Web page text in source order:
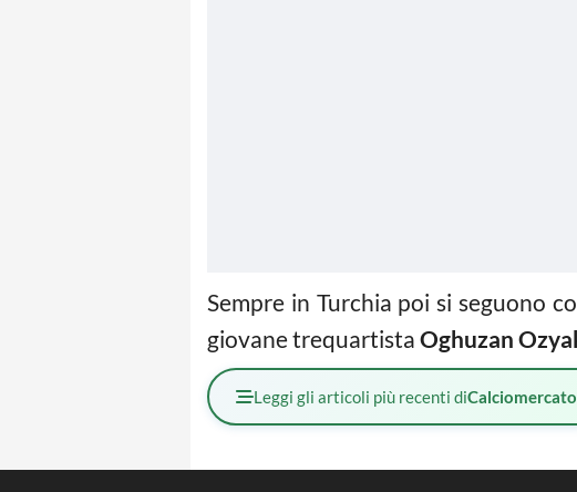
Sempre in Turchia poi si seguono
giovanetrequartista Oghuzan
Leggi gli articoli più recenti diCalciomercato